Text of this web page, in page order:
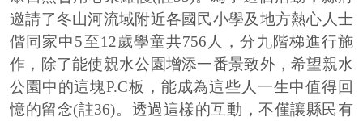
邀請了冬山河流域附近各國民小學及地方熱心人士
偕同家中5至12歲學童共756人，分九階梯進行施
作，除了能使親水公園增添一番景致外，希望親水
公園中的這塊P.C板，能成為這些人一生中值得回
憶的留念(註36)。透過這樣的互動，不僅讓縣民有